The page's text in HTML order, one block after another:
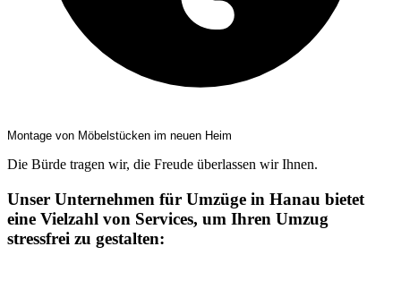
Montage von Möbelstücken im neuen Heim
Die Bürde tragen wir, die Freude überlassen wir Ihnen.
Unser Unternehmen für Umzüge in Hanau bietet
eine Vielzahl von Services, um Ihren Umzug
stressfrei zu gestalten: